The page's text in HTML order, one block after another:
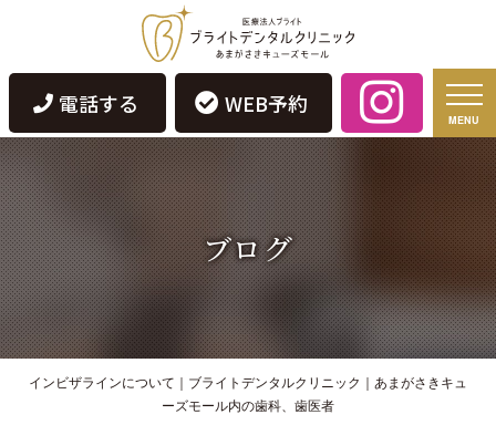
電話する WEB予約
MENU
ブログ
インビザラインについて｜ブライトデンタルクリニック｜あまがさきキュ
ーズモール内の歯科、歯医者